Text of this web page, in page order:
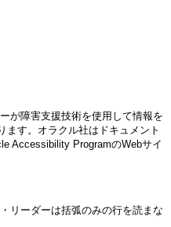
が障害支援技術を使用して情報を
す。オラクル社はドキュメント
Accessibility ProgramのWebサイ
リーダーは括弧のみの行を読まな